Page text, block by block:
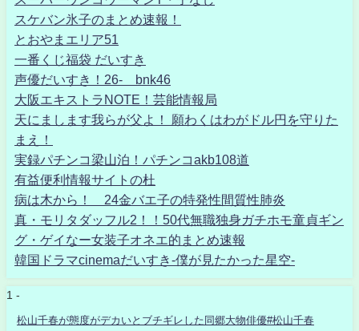
スケバン氷子のまとめ速報！
とおやまエリア51
一番くじ福袋 だいすき
声優だいすき！26- bnk46
大阪エキストラNOTE！芸能情報局
天にまします我らが父よ！ 願わくはわがドル円を守りた
まえ！
実録パチンコ梁山泊！パチンコakb108道
有益便利情報サイトの杜
病は木から！ 24金バエ子の特発性間質性肺炎
真・モリタダッフル2！！50代無職独身ガチホモ童貞ギン
グ・ゲイなー女装子オネエ的まとめ速報
韓国ドラマcinemaだいすき-僕が見たかった星空-
1 -
松山千春が態度がデカいとブチギレした同郷大物俳優#松山千春